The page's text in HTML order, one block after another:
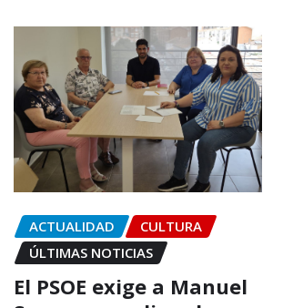
ACTUALIDAD
CULTURA
ÚLTIMAS NOTICIAS
El PSOE exige a Manuel